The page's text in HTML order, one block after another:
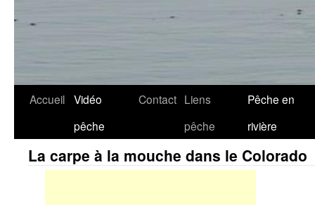
Accueil Vidéo
pêche
Contact Liens
pêche
Pêche en
rivière
La carpe à la mouche dans le Colorado